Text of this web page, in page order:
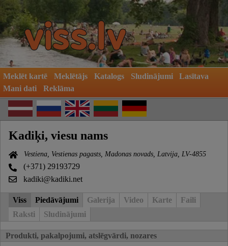
Meklēt kartē Meklētājs Katalogs Sludinājumi
Lasītava
Mani dati
Reklāma
Kadiķi, viesu nams
Vestiena, Vestienas pagasts, Madonas novads, Latvija, LV-4855
(+371) 29193729
kadiki@kadiki.net
Viss Piedāvājumi Galerija Video Karte
Faili
Raksti
Sludinājumi
Produkti, pakalpojumi, atslēgvārdi, nozares